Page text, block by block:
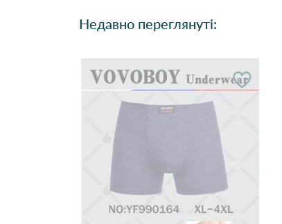
Недавно переглянуті: